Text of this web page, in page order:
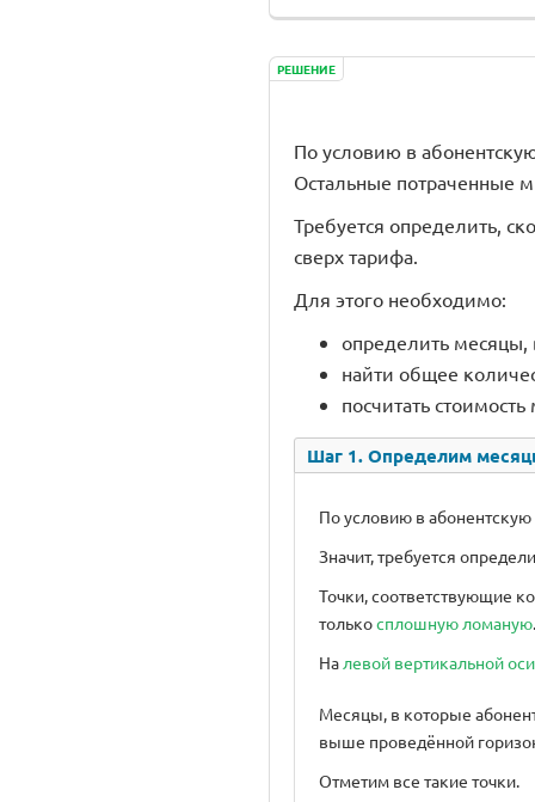
РЕШЕНИЕ
По условию в
Остальные потраченные
Требуется определить,
сверх тарифа.
Для этого необходимо:
определить
найти общее
посчитать
Шаг 1. Определим
По условию в
Значит, требуется
Точки, соответствующие
толькосплошную ломаную.
На левой вертикальной оси
Месяцы, в которые
выше проведённой
Отметим все такие точки.